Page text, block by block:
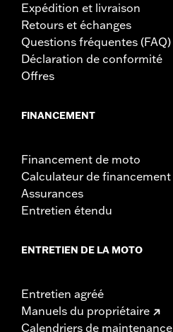
Expédition et livraison
Retours et échanges
Questions fréquentes (FAQ)
Déclaration de conformité
Offres
FINANCEMENT
Financement de moto
Calculateur de financement
Assurances
Entretien étendu
ENTRETIEN DE LA MOTO
Entretien agréé
Manuels du propriétaire
Calendriers de maintenance